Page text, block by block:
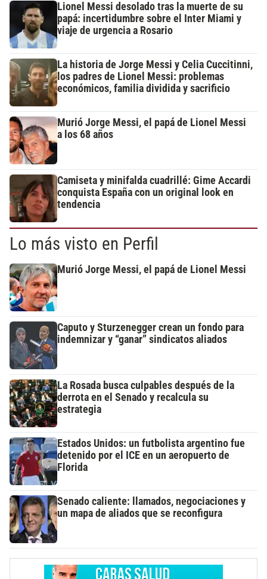
Lionel Messi desolado tras la muerte de su
papá: incertidumbre sobre el Inter Miami y
viaje de urgencia a Rosario
La historia de Jorge Messi y Celia Cuccitinni,
los padres de Lionel Messi: problemas
económicos, familia dividida y sacrificio
Murió Jorge Messi, el papá de Lionel Messi
a los 68 años
Camiseta y minifalda cuadrillé: Gime Accardi
conquista España con un original look en
tendencia
Lo más visto en Perfil
Murió Jorge Messi, el papá de Lionel Messi
Caputo y Sturzenegger crean un fondo para
indemnizar y “ganar” sindicatos aliados
La Rosada busca culpables después de la
derrota en el Senado y recalcula su
estrategia
Estados Unidos: un futbolista argentino fue
detenido por el ICE en un aeropuerto de
Florida
Senado caliente: llamados, negociaciones y
un mapa de aliados que se reconfigura